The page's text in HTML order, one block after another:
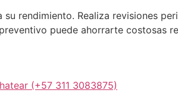
rendimiento. Realiza revisiones
puede ahorrarte costosas
(+57 311 3083875)